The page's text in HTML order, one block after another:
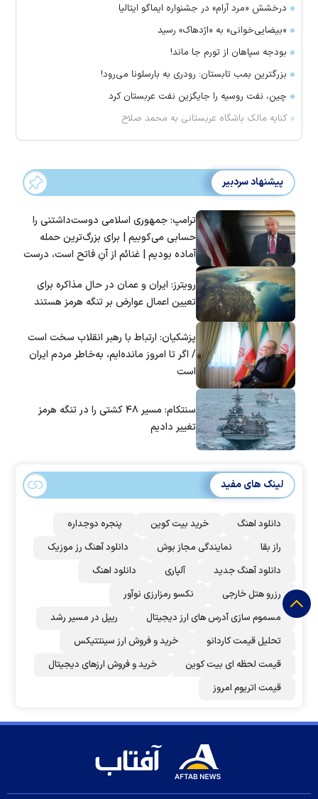
درخشش «مرد آرام» در جشنواره ایماگو ایتالیا
«بیضایی‌خوانی» به «اژدهاک» رسید
بودجه سپاهان از تورم جا ماند!
بزرگترین بمب تابستان: رودری به بارسلونا می‌رود!
چین، نفت روسیه را جایگزین نفت عربستان کرد
کنایه مالک باشگاه عربستانی به محمد صلاح
پیشنهاد سردبیر
ترامپ: جمهوری اسلامی دوست‌داشتنی را
حسابی می‌کوبیم | برای بزرگ‌ترین حمله
آماده بودیم | غنائم از آنِ فاتح است، درست
رویترز: ایران و عمان در حال مذاکره برای
تعیین اعمال عوارض بر تنگه هرمز هستند
پزشکیان: ارتباط با رهبر انقلاب سخت است
/ اگر تا امروز مانده‌ایم، به‌خاطر مردم ایران
است
سنتکام: مسیر ۴۸ کشتی را در تنگه هرمز
تغییر دادیم
لینک های مفید
دانلود اهنگ خرید بیت کوین
پنجره دوجداره
راز بقا
نمایندگی مجاز بوش
دانلود آهنگ رز‌ موزیک
دانلود آهنگ جدید
آلپاری
دانلود اهنگ
رزرو هتل خارجی
نکسو رمزارزی نوآور
مسموم سازی آدرس های ارز دیجیتال
ریپل در مسیر رشد
تحلیل قیمت کاردانو
خرید و فروش ارز سینتتیکس
قیمت لحظه ای بیت کوین
خرید و فروش ارزهای دیجیتال
قیمت اتریوم امروز